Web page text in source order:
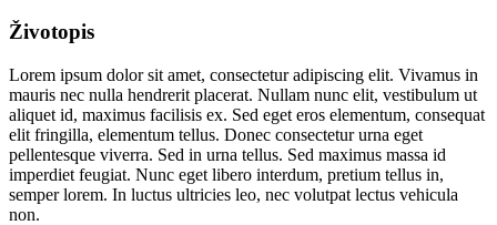
Životopis
Lorem ipsum dolor sit amet, consectetur adipiscing elit. Vivamus in
mauris nec nulla hendrerit placerat. Nullam nunc elit, vestibulum ut
aliquet id, maximus facilisis ex. Sed eget eros elementum, consequat
elit fringilla, elementum tellus. Donec consectetur urna eget
pellentesque viverra. Sed in urna tellus. Sed maximus massa id
imperdiet feugiat. Nunc eget libero interdum, pretium tellus in,
semper lorem. In luctus ultricies leo, nec volutpat lectus vehicula
non.